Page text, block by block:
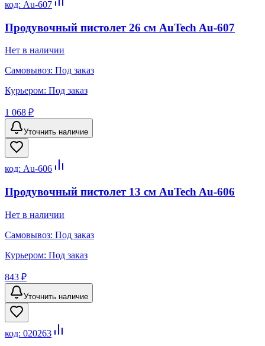
код: Au-607
Продувочный пистолет 26 см AuTech Au-607
Нет в наличии
Самовывоз: Под заказ
Курьером: Под заказ
1 068 ₽
Уточнить наличие
код: Au-606
Продувочный пистолет 13 см AuTech Au-606
Нет в наличии
Самовывоз: Под заказ
Курьером: Под заказ
843 ₽
Уточнить наличие
код: 020263